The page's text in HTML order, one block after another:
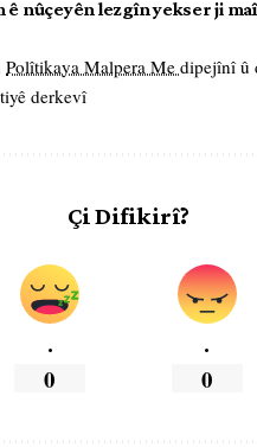
ê nûçeyên lezgîn yekser ji
Polîtikaya Malpera Me dipejînî û
derkevî
Çi Difikirî?
.
0
.
0